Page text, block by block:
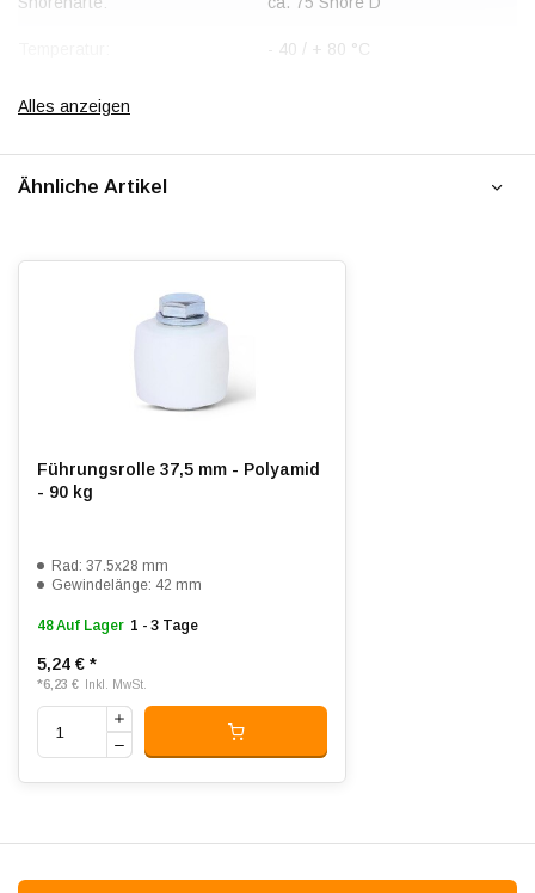
- 40 / + 80 °C
Alles anzeigen
Ähnliche Artikel
Führungsrolle 37,5 mm - Polyamid
- 90 kg
Rad: 37.5x28 mm
Gewindelänge: 42 mm
48 Auf Lager 1 - 3 Tage
5,24 € *
*6,23 € Inkl. MwSt.